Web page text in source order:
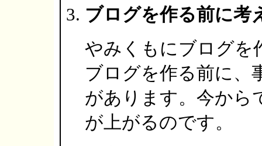
ブログを作る前に考
やみくもにブログを
ブログを作る前に、
があります。今から
が上がるのです。